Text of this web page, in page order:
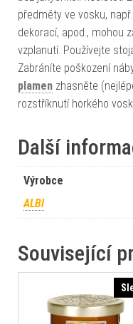
předměty ve vosku,
dekorací, apod., mohou
vzplanutí. Používejte
Zabráníte poškození
plamen zhasněte
rozstříknutí horkého
Další
Výrobce
ALBI
Související